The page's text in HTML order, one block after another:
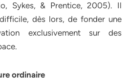
Sykes, & Prentice, 2005). Il
dès lors, de fonder une
exclusivement sur des
ordinaire